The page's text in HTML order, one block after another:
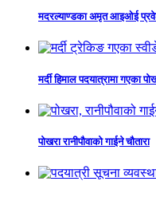
मदरल्याण्डका अमृत आइओई प्रवेश
मर्दी हिमाल पदयात्रामा गएका
पोखरा रानीपौवाको गाईने चौतारा